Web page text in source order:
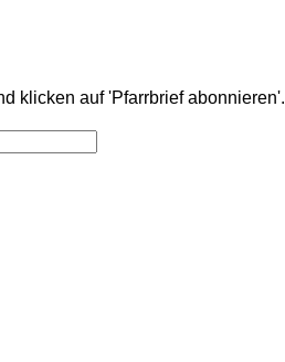
klicken auf 'Pfarrbrief abonnieren'.